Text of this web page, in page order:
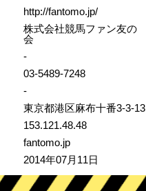
http://fantomo.jp/
株式会社競馬ファン友の
会
-
03-5489-7248
-
東京都港区麻布十番3-3-13
153.121.48.48
fantomo.jp
2014年07月11日